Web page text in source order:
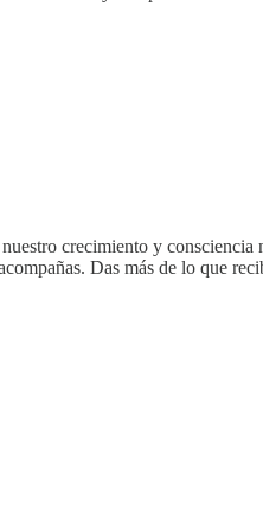
crecimiento y
Das más de lo que